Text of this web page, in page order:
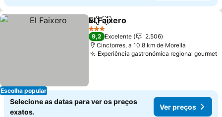
Escolha popular
PartilharAdicionar aos favoritos
El Faixero
3 Estrelas
9,2 Excelente
2.506
Cinctorres, a 10.8 km de Morella
Experiência gastronómica regional gourmet
Selecione as datas para ver os preços
exatos.
Ver preços